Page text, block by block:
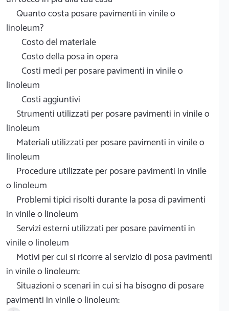
Quanto costa posare pavimenti in vinile o
linoleum?
Costo del materiale
Costo della posa in opera
Costi medi per posare pavimenti in vinile o
linoleum
Costi aggiuntivi
Strumenti utilizzati per posare pavimenti in vinile o
linoleum
Materiali utilizzati per posare pavimenti in vinile o
linoleum
Procedure utilizzate per posare pavimenti in vinile
o linoleum
Problemi tipici risolti durante la posa di pavimenti
in vinile o linoleum
Servizi esterni utilizzati per posare pavimenti in
vinile o linoleum
Motivi per cui si ricorre al servizio di posa pavimenti
in vinile o linoleum:
Situazioni o scenari in cui si ha bisogno di posare
pavimenti in vinile o linoleum: